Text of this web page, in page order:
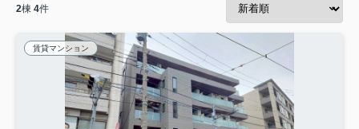
2棟 4件
賃貸マンション